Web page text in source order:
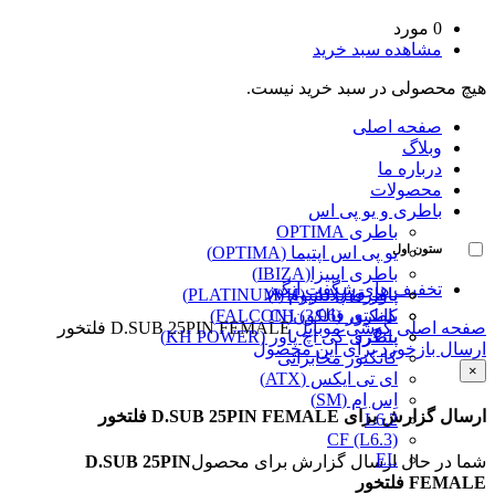
0 مورد
مشاهده سبد خرید
هیچ محصولی در سبد خرید نیست.
صفحه اصلی
وبلاگ
درباره ما
محصولات
ستون اول
پاور قفل دار (VH)
کانکتور (3/96) CH
پینگرد
کانکتور مخابراتی
ای تی ایکس (ATX)
اِس اِم (SM)
L6.2
CF (L6.3)
EL
باطری و یو پی اس
باطری OPTIMA
یو پی اس اپتیما (OPTIMA)
باطری ایبیزا(IBIZA)
باطری پلاتینیوم (PLATINUM)
باطری فالکون(FALCON)
باطری کی اچ پاور (KH POWER)
تخفیف های شگفت انگیز
صفحه اصلی گوشی موبایل D.SUB 25PIN FEMALE فلتخور
ارسال بازخورد برای این محصول
×
ارسال گزارش برای D.SUB 25PIN FEMALE فلتخور
شما در حال ارسال گزارش برای محصولD.SUB 25PIN
FEMALE فلتخور